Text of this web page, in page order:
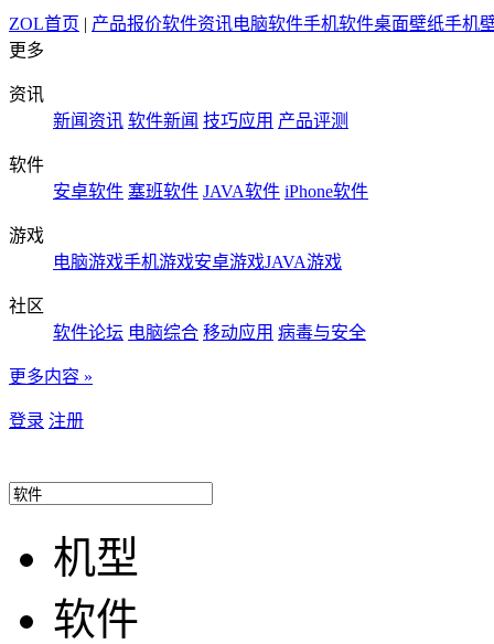
ZOL首页 | 产品报价软件资讯电脑软件手机软件桌面壁纸手机
更多
资讯
新闻资讯 软件新闻 技巧应用 产品评测
软件
安卓软件 塞班软件 JAVA软件 iPhone软件
游戏
电脑游戏手机游戏安卓游戏JAVA游戏
社区
软件论坛 电脑综合 移动应用 病毒与安全
更多内容 »
登录 注册
机型
软件